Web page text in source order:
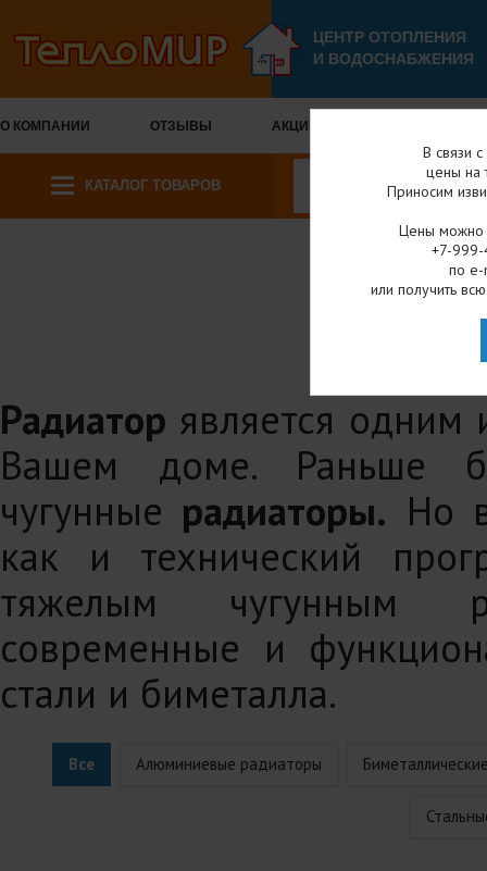
ЦЕНТР ОТОПЛЕНИЯ
И ВОДОСНАБЖЕНИЯ
О КОМПАНИИ ОТЗЫВЫ АКЦИИ И СКИДКИ
КАТАЛОГ ТОВАРОВ
Радиатор является одним
Вашем доме. Раньше
чугунные радиаторы. Но
как и технический
тяжелым чугунным
современные и
стали и биметалла.
Все Алюминиевые радиаторы
В связи
цены на
Приносим
Цены можно
+7-
по
или получить